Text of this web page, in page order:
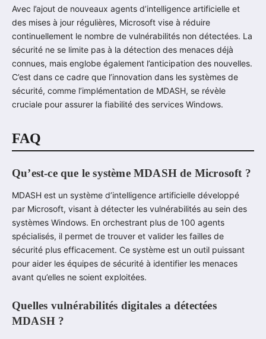
Avec l’ajout de nouveaux agents d’intelligence artificielle et
des mises à jour régulières, Microsoft vise à réduire
continuellement le nombre de vulnérabilités non détectées. La
sécurité ne se limite pas à la détection des menaces déjà
connues, mais englobe également l’anticipation des nouvelles.
C’est dans ce cadre que l’innovation dans les systèmes de
sécurité, comme l’implémentation de MDASH, se révèle
cruciale pour assurer la fiabilité des services Windows.
FAQ
Qu’est-ce que le système MDASH de Microsoft ?
MDASH est un système d’intelligence artificielle développé
par Microsoft, visant à détecter les vulnérabilités au sein des
systèmes Windows. En orchestrant plus de 100 agents
spécialisés, il permet de trouver et valider les failles de
sécurité plus efficacement. Ce système est un outil puissant
pour aider les équipes de sécurité à identifier les menaces
avant qu’elles ne soient exploitées.
Quelles vulnérabilités digitales a détectées
MDASH ?